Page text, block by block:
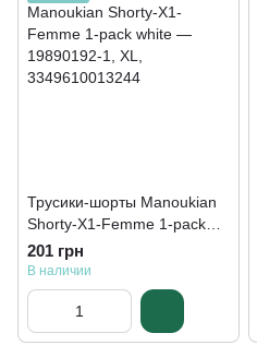
Трусики-шорты Manoukian
Shorty-X1-Femme 1-pack
white — 19890192-1
201 грн
В наличии